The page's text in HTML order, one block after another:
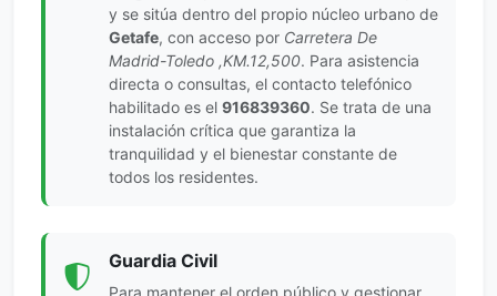
y se sitúa dentro del propio núcleo urbano de
Getafe, con acceso por Carretera De
Madrid-Toledo ,KM.12,500. Para asistencia
directa o consultas, el contacto telefónico
habilitado es el 916839360. Se trata de una
instalación crítica que garantiza la
tranquilidad y el bienestar constante de
todos los residentes.
Guardia Civil
Para mantener el orden público y gestionar